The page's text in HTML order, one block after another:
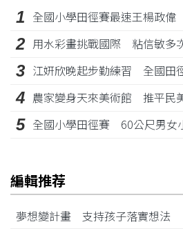
1 全國小學田徑賽最速王楊政
2 用水彩畫挑戰國際 粘信敏多
3 江姸欣晚起步勤練習 全國田
4 農家變身天來美術館 推平民
5 全國小學田徑賽 60公尺男女
編輯推荐
夢想變計畫 支持孩子落實想法